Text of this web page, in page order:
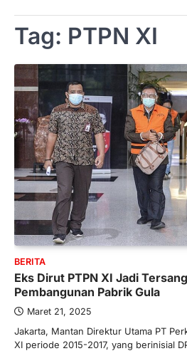
Tag: PTPN XI
BERITA
Eks Dirut PTPN XI Jadi
Pembangunan Pabrik Gula
Maret 21, 2025
Jakarta, Mantan Direktur Utama PT
XI periode 2015-2017, yang berinisial